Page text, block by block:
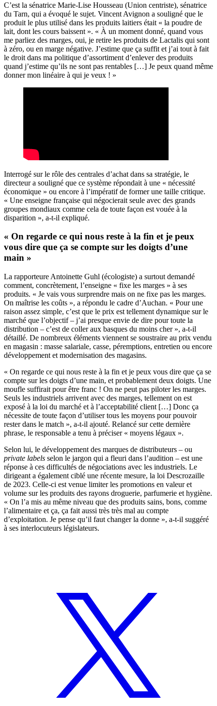
C’est la sénatrice Marie-Lise Housseau (Union centriste), sénatrice
du Tarn, qui a évoqué le sujet. Vincent Avignon a souligné que le
produit le plus utilisé dans les produits laitiers était « la poudre de
lait, dont les cours baissent ». « À un moment donné, quand vous
me parliez des marges, oui, je retire les produits de Lactalis qui sont
à zéro, ou en marge négative. J’estime que ça suffit et j’ai tout à fait
le droit dans ma politique d’assortiment d’enlever des produits
quand j’estime qu’ils ne sont pas rentables […] Je peux quand même
donner mon linéaire à qui je veux ! »
Interrogé sur le rôle des centrales d’achat dans sa stratégie, le
directeur a souligné que ce système répondait à une « nécessité
économique » ou encore à l’impératif de former une taille critique.
« Une enseigne française qui négocierait seule avec des grands
groupes mondiaux comme cela de toute façon est vouée à la
disparition », a-t-il expliqué.
« On regarde ce qui nous reste à la fin et je peux
vous dire que ça se compte sur les doigts d’une
main »
La rapporteure Antoinette Guhl (écologiste) a surtout demandé
comment, concrètement, l’enseigne « fixe les marges » à ses
produits. « Je vais vous surprendre mais on ne fixe pas les marges.
On maîtrise les coûts », a répondu le cadre d’Auchan. « Pour une
raison assez simple, c’est que le prix est tellement dynamique sur le
marché que l’objectif – j’ai presque envie de dire pour toute la
distribution – c’est de coller aux basques du moins cher », a-t-il
détaillé. De nombreux éléments viennent se soustraire au prix vendu
en magasin : masse salariale, casse, péremptions, entretien ou encore
développement et modernisation des magasins.
« On regarde ce qui nous reste à la fin et je peux vous dire que ça se
compte sur les doigts d’une main, et probablement deux doigts. Une
moufle suffirait pour être franc ! On ne peut pas piloter les marges.
Seuls les industriels arrivent avec des marges, tellement on est
exposé à la loi du marché et à l’acceptabilité client […] Donc ça
nécessite de toute façon d’utiliser tous les moyens pour pouvoir
rester dans le match », a-t-il ajouté. Relancé sur cette dernière
phrase, le responsable a tenu à préciser « moyens légaux ».
Selon lui, le développement des marques de distributeurs – ou
private labels selon le jargon qui a fleuri dans l’audition – est une
réponse à ces difficultés de négociations avec les industriels. Le
dirigeant a également ciblé une récente mesure, la loi Descrozaille
de 2023. Celle-ci est venue limiter les promotions en valeur et
volume sur les produits des rayons droguerie, parfumerie et hygiène.
« On l’a mis au même niveau que des produits sains, bons, comme
l’alimentaire et ça, ça fait aussi très très mal au compte
d’exploitation. Je pense qu’il faut changer la donne », a-t-il suggéré
à ses interlocuteurs législateurs.